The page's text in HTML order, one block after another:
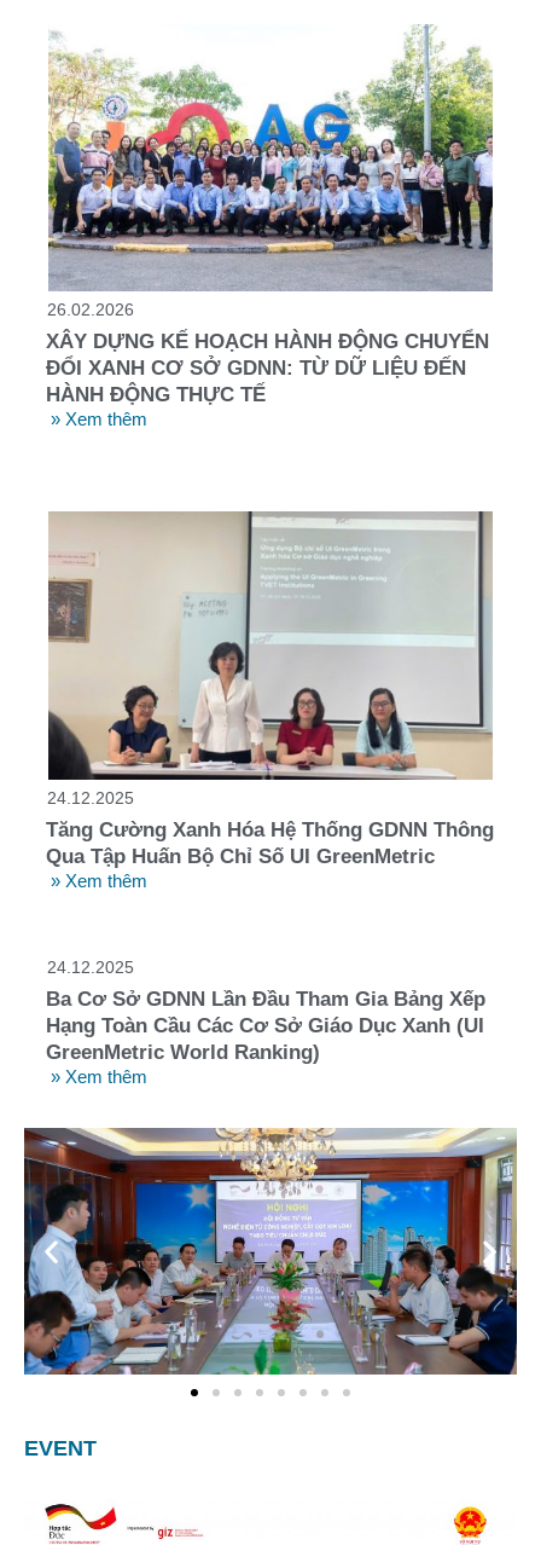
26.02.2026
XÂY DỰNG KẾ HOẠCH HÀNH ĐỘNG CHUYỂN
ĐỔI XANH CƠ SỞ GDNN: TỪ DỮ LIỆU ĐẾN
HÀNH ĐỘNG THỰC TẾ
» Xem thêm
24.12.2025
Tăng Cường Xanh Hóa Hệ Thống GDNN Thông
Qua Tập Huấn Bộ Chỉ Số UI GreenMetric
» Xem thêm
24.12.2025
Ba Cơ Sở GDNN Lần Đầu Tham Gia Bảng Xếp
Hạng Toàn Cầu Các Cơ Sở Giáo Dục Xanh (UI
GreenMetric World Ranking)
» Xem thêm
EVENT